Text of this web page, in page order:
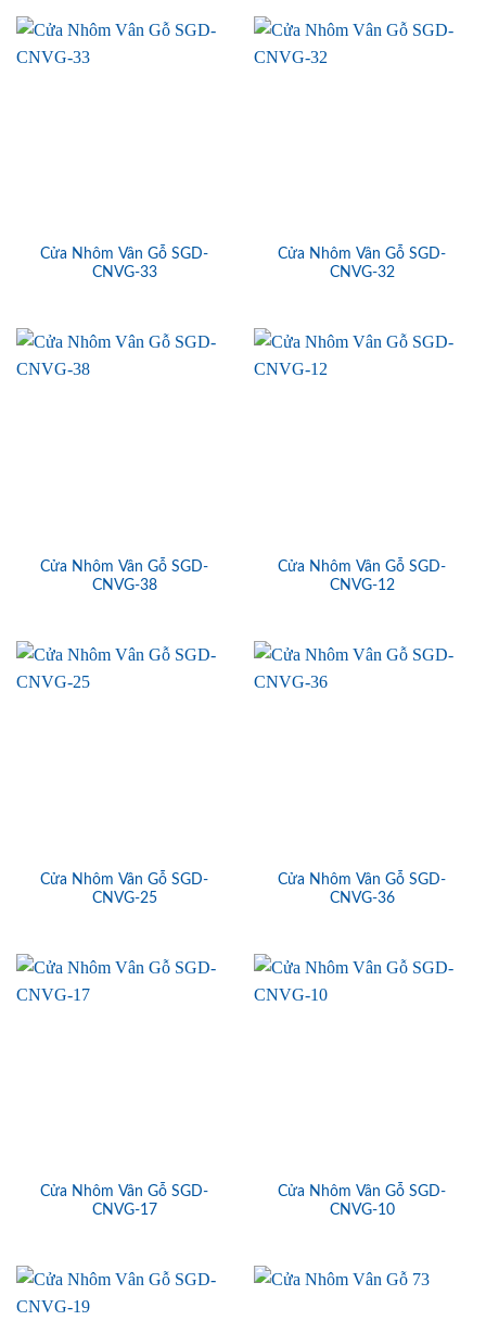
Cửa Nhôm Vân Gỗ SGD-
CNVG-33
Cửa Nhôm Vân Gỗ SGD-
CNVG-32
Cửa Nhôm Vân Gỗ SGD-
CNVG-38
Cửa Nhôm Vân Gỗ SGD-
CNVG-12
Cửa Nhôm Vân Gỗ SGD-
CNVG-25
Cửa Nhôm Vân Gỗ SGD-
CNVG-36
Cửa Nhôm Vân Gỗ SGD-
CNVG-17
Cửa Nhôm Vân Gỗ SGD-
CNVG-10